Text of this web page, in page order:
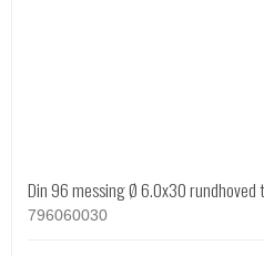
Din 96 messing Ø 6.0x30
796060030